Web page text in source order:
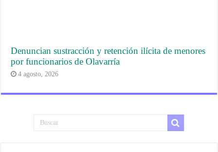
Denuncian sustracción y retención ilícita de menores
por funcionarios de Olavarría
4 agosto, 2026